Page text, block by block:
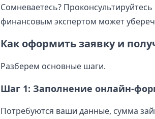
Сомневаетесь?
финансовым экспертом может
Как оформить заявку и
Разберем основные шаги.
Шаг 1: Заполнение онлайн-
Потребуются ваши данные, сумма